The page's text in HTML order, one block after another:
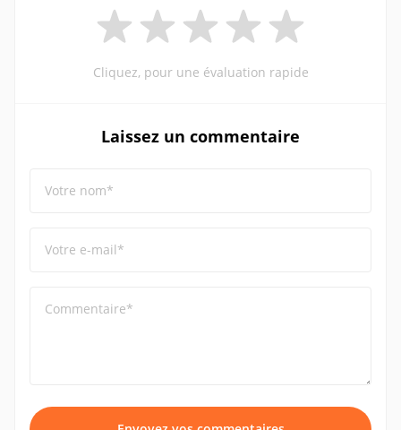
Cliquez, pour une évaluation rapide
Laissez un commentaire
Votre nom*
Votre e-mail*
Commentaire*